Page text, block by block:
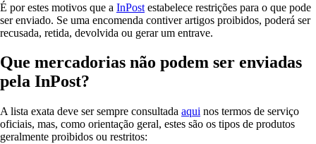
É por estes motivos que a InPost estabelece restrições para o que pode
ser enviado. Se uma encomenda contiver artigos proibidos, poderá ser
recusada, retida, devolvida ou gerar um entrave.
Que mercadorias não podem ser enviadas
pela InPost?
A lista exata deve ser sempre consultada aqui nos termos de serviço
oficiais, mas, como orientação geral, estes são os tipos de produtos
geralmente proibidos ou restritos: